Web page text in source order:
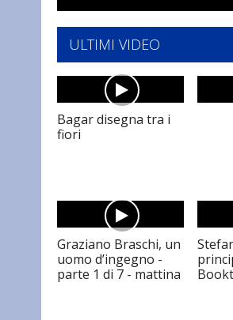
ULTIMI VIDEO
Bagar disegna tra i
fiori
Graziano Braschi, un
uomo d’ingegno -
parte 1 di 7 - mattina